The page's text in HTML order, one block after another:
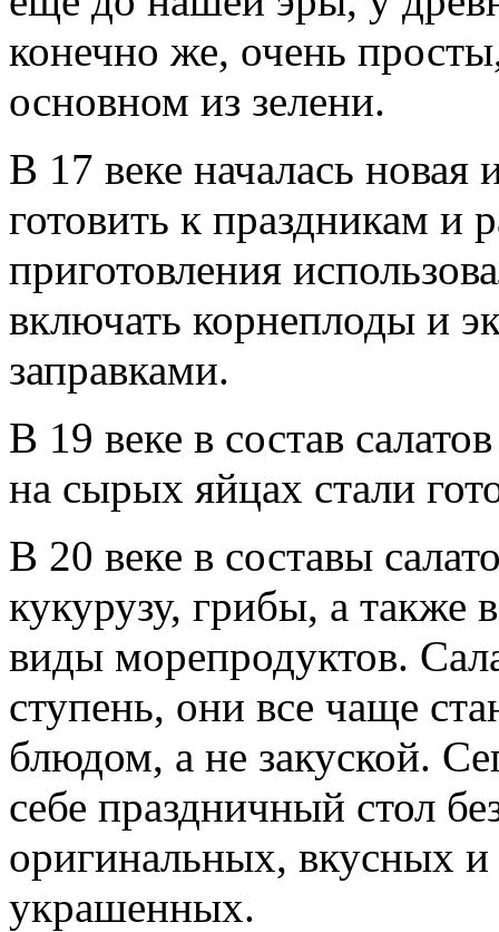
конечно же, очень
основном из зелени.
В 17 веке началась новая
готовить к праздникам и
приготовления
включать корнеплоды и
заправками.
В 19 веке в состав
на сырых яйцах стали
В 20 веке в составы
кукурузу, грибы, а также
виды морепродуктов.
ступень, они все чаще
блюдом, а не закуской.
себе праздничный стол
оригинальных, вкусных
украшенных.